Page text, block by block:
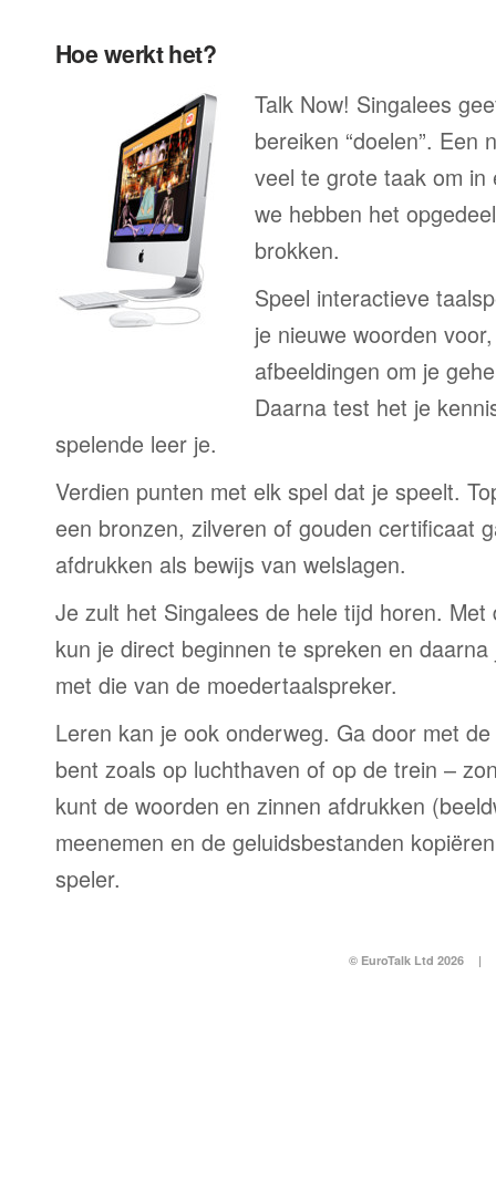
Hoe werkt het?
Talk Now! Singalees
bereiken “doelen”. Een
veel te grote taak om
we hebben het
brokken.
Speel interactieve
je nieuwe woorden
afbeeldingen om je
Daarna test het je
spelende leer je.
Verdien punten met elk spel dat je speelt.
een bronzen, zilveren of gouden certificaat
afdrukken als bewijs van welslagen.
Je zult het Singalees de hele tijd horen. Met
kun je direct beginnen te spreken en
met die van de moedertaalspreker.
Leren kan je ook onderweg. Ga door met
bent zoals op luchthaven of op de trein –
kunt de woorden en zinnen afdrukken
meenemen en de geluidsbestanden
speler.
© EuroTalk Ltd 2026 |